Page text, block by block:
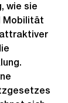
wie sie
Mobilität